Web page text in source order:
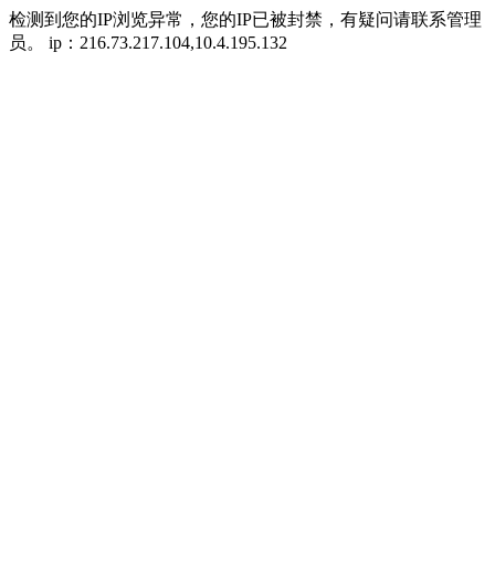
检测到您的IP浏览异常，您的IP已被封禁，有疑问请联系管理
员。 ip：216.73.217.104,10.4.195.132